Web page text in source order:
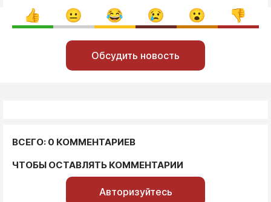
Обсудить новость
ВСЕГО: 0 КОММЕНТАРИЕВ
ЧТОБЫ ОСТАВЛЯТЬ КОММЕНТАРИИ
Авторизуйтесь